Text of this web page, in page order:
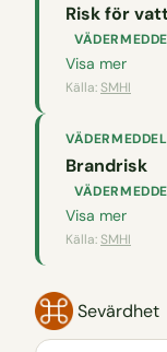
Risk för
Visa mer
Källa: SMHI
Brandrisk
Visa mer
Källa: SMHI
Sevärdhet